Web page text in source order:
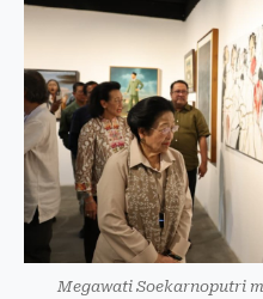
Megawati Soekarnoputri